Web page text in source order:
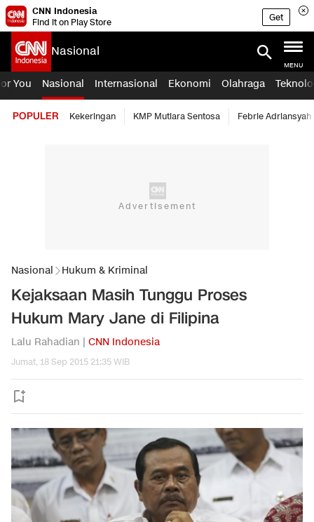
CNN Indonesia
Find it on Play Store
Get
Nasional
MENU
You Nasional Internasional Ekonomi Olahraga
POPULER Kekeringan KMP Mutiara Sentosa Febrie Adriansyah
Nasional Hukum & Kriminal
Kejaksaan Masih Tunggu Proses
Hukum Mary Jane di Filipina
Lalu Rahadian | CNN Indonesia
Jumat, 18 Sep 2015 21:35 WIB